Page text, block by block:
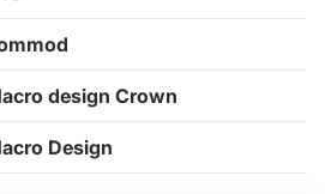
design Crown
Design